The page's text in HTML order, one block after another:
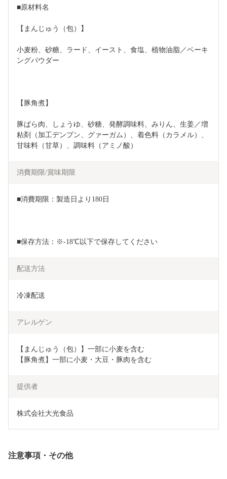
■原材料名
【まんじゅう（包）】
小麦粉、砂糖、ラード、イースト、食塩、植物油脂／ベーキ
ングパウダー
【豚角煮】
豚ばら肉、しょうゆ、砂糖、発酵調味料、みりん、生姜／増
粘剤（加工デンプン、グァーガム）、着色料（カラメル）、
甘味料（甘草）、調味料（アミノ酸）
消費期限/賞味期限
■消費期限：製造日より180日
■保存方法：※-18℃以下で保存してください
配送方法
冷凍配送
アレルゲン
【まんじゅう（包）】一部に小麦を含む
【豚角煮】一部に小麦・大豆・豚肉を含む
提供者
株式会社大光食品
注意事項・その他